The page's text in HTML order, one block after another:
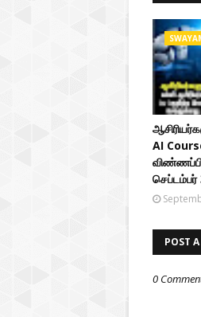
AI
செப்டம்பர்
POST
0